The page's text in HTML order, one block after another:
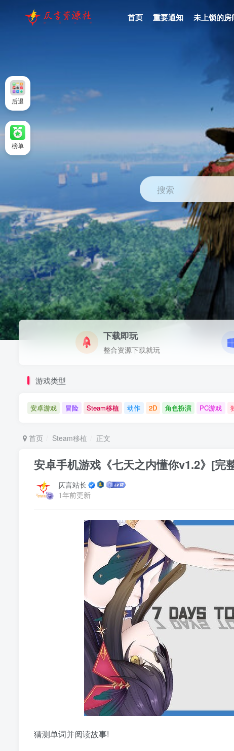
首页 重要通知 未上锁的房
搜索
下载即玩
整合资源下载就玩
游戏类型
安卓游戏 冒险 Steam移植 动作 2D 角色扮演 PC游戏
首页 Steam移植 正文
安卓手机游戏《七天之内懂你v1.2》[完
仄言站长
1年前更新
猜测单词并阅读故事!
后退
榜单